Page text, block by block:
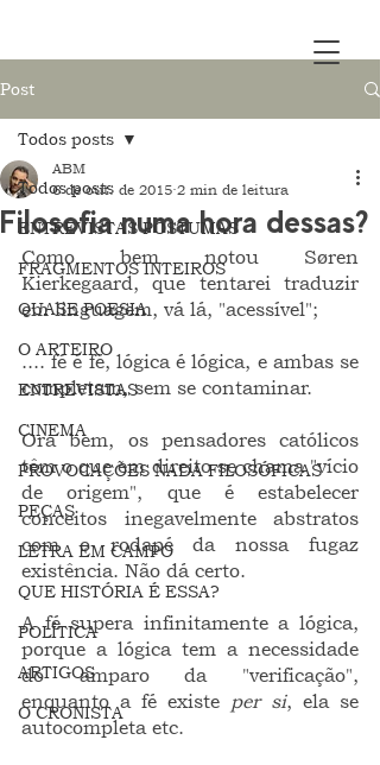
Post
Todos posts
ENTREVISTAS PÓSTUMAS
FRAGMENTOS INTEIROS
QUASE POESIA
O ARTEIRO
ENTREVISTAS
CINEMA
PROVOCAÇÕES NADA FILOSÓFICAS
PEÇAS
LETRA EM CAMPO
QUE HISTÓRIA É ESSA?
POLÍTICA
ARTIGOS
O CRONISTA
Todos posts
Filosofia numa hora dessas?
ABM
6 de out. de 2015 2 min de leitura
Como bem notou Søren
Kierkegaard, que tentarei traduzir
em linguagem, vá lá, "acessível";
.... fé é fé, lógica é lógica, e ambas se
completam, sem se contaminar.
Ora bem, os pensadores católicos
têm o que em direito se chama "vício
de origem", que é estabelecer
conceitos inegavelmente abstratos
com o rodapé da nossa fugaz
existência. Não dá certo.
A fé supera infinitamente a lógica,
porque a lógica tem a necessidade
do amparo da "verificação",
enquanto a fé existe per si, ela se
autocompleta etc.